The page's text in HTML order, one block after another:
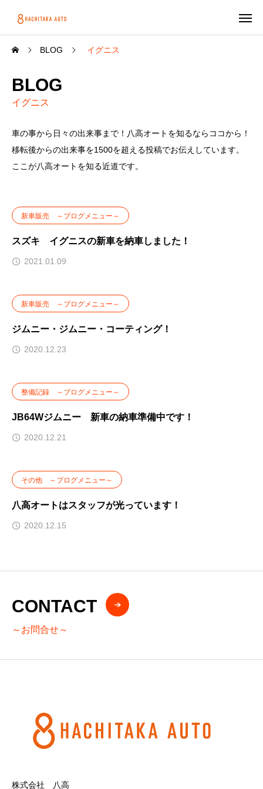
BLOG イグニス
BLOG
イグニス
車の事から日々の出来事まで！八高オートを知るならココから！
移転後からの出来事を1500を超える投稿でお伝えしています。
ここが八高オートを知る近道です。
新車販売 ～ブログメニュー～
スズキ イグニスの新車を納車しました！
2021.01.09
新車販売 ～ブログメニュー～
ジムニー・ジムニー・コーティング！
2020.12.23
整備記録 ～ブログメニュー～
JB64Wジムニー 新車の納車準備中です！
2020.12.21
その他 ～ブログメニュー～
八高オートはスタッフが光っています！
2020.12.15
CONTACT
～お問合せ～
株式会社 八高